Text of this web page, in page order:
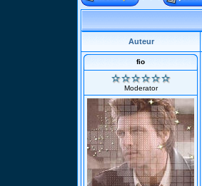
Auteur
fio
Moderator